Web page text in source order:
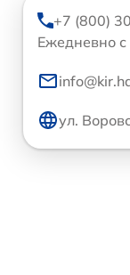
+7 (800)
Ежедневно
ул.